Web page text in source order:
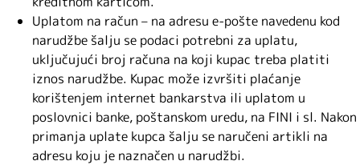
Uplatom na račun – na adresu e-pošte navedenu kod
narudžbe šalju se podaci potrebni za uplatu,
uključujući broj računa na koji kupac treba platiti
iznos narudžbe. Kupac može izvršiti plaćanje
korištenjem internet bankarstva ili uplatom u
poslovnici banke, poštanskom uredu, na FINI i sl. Nakon
primanja uplate kupca šalju se naručeni artikli na
adresu koju je naznačen u narudžbi.